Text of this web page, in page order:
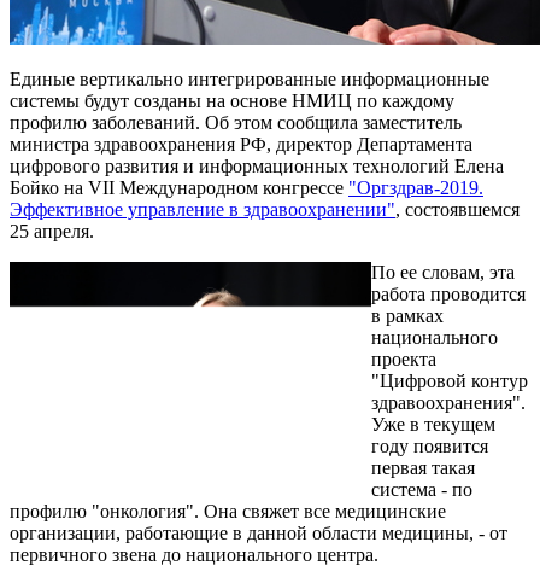
Единые вертикально интегрированные информационные
системы будут созданы на основе НМИЦ по каждому
профилю заболеваний. Об этом сообщила заместитель
министра здравоохранения РФ, директор Департамента
цифрового развития и информационных технологий Елена
Бойко на VII Международном конгрессе "Оргздрав-2019.
Эффективное управление в здравоохранении", состоявшемся
25 апреля.
По ее словам, эта
работа проводится
в рамках
национального
проекта
"Цифровой контур
здравоохранения".
Уже в текущем
году появится
первая такая
система - по
профилю "онкология". Она свяжет все медицинские
организации, работающие в данной области медицины, - от
первичного звена до национального центра.